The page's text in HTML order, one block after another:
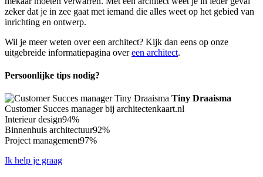
zeker dat je in zee gaat met iemand die alles weet op het gebied van
inrichting en ontwerp.
Wil je meer weten over een architect? Kijk dan eens op onze
uitgebreide informatiepagina overeen architect.
Persoonlijke tips nodig?
Tiny Draaisma
Customer Succes manager bij architectenkaart.nl
Interieur design94%
Binnenhuis architectuur92%
Project management97%
Ik help je graag